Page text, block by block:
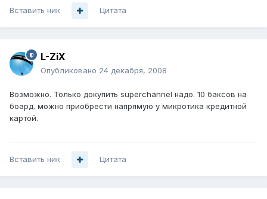
Вставить ник Цитата
L-ZiX
Опубликовано 24 декабря, 2008
Возможно. Только докупить superchannel надо. 10 баксов на
боард. можно приобрести напрямую у микротика кредитной
картой.
Вставить ник Цитата